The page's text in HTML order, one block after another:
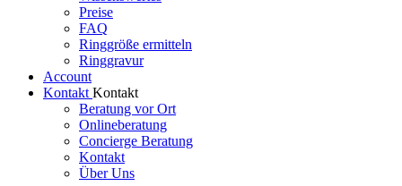
Preise
FAQ
Ringgröße ermitteln
Ringgravur
Account
Kontakt Kontakt
Beratung vor Ort
Onlineberatung
Concierge Beratung
Kontakt
Über Uns